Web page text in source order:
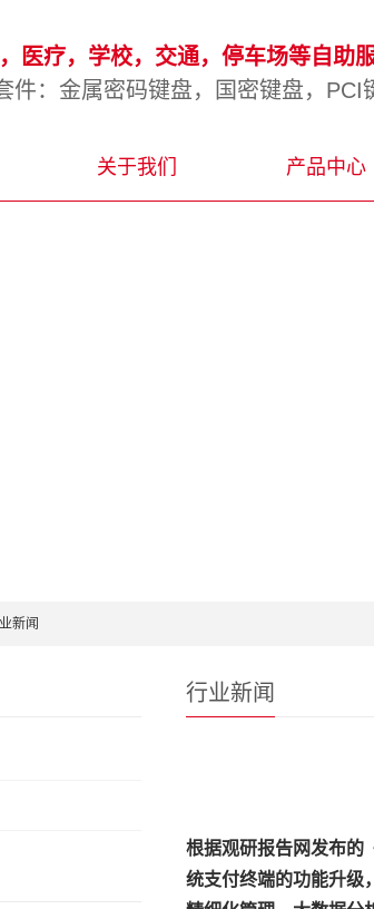
医疗，学校，交通，停车场等自助
件：金属密码键盘，国密键盘，
关于我们 产品中心
新闻
行业新闻
根据观研报告网发布的
统支付终端的功能升级